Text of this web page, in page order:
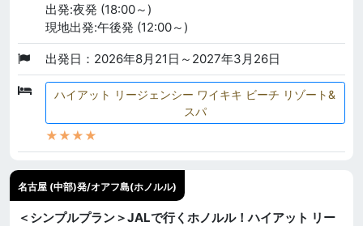
出発:夜発 (18:00～)
現地出発:午後発 (12:00～)
出発日：2026年8月21日～2027年3月26日
ハイアット リージェンシー ワイキキ ビーチ リゾート&
スパ
★★★★
名古屋 (中部)発/オアフ島(ホノルル)
＜シンプルプラン＞JALで行くホノルル！ハイアット リー